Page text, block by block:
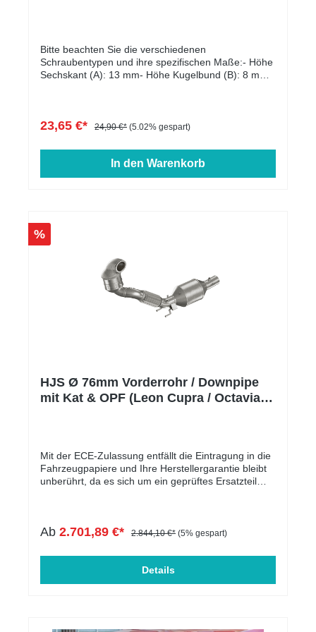
Bitte beachten Sie die verschiedenen
Schraubentypen und ihre spezifischen Maße:- Höhe
Sechskant (A): 13 mm- Höhe Kugelbund (B): 8 mm-
23,65 €* 24,90 €* (5.02% gespart)
In den Warenkorb
%
HJS Ø 76mm Vorderrohr / Downpipe
mit Kat & OPF (Leon Cupra / Octavia
Mit der ECE-Zulassung entfällt die Eintragung in die
Fahrzeugpapiere und Ihre Herstellergarantie bleibt
unberührt, da es sich um ein geprüftes Ersatzteil
Fahrzeuge aufgelistet. Der Motorcode ist
Entlastung des Krümmers & Ladersoptimale Abfuhr
von Abgasen leistungssteigernd mehr
DrehmomentECE genehmigtMassive Verbesserung
Ab 2.701,89 €* 2.844,10 €* (5% gespart)
Details